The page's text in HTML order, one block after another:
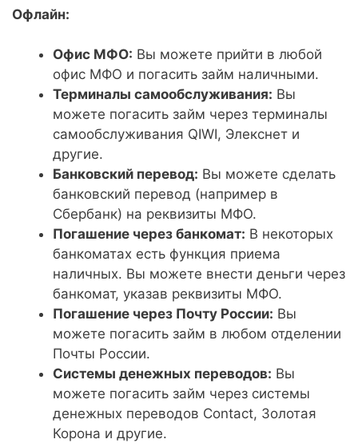
Офлайн:
Офис МФО: Вы можете прийти в любой
офис МФО и погасить займ наличными.
Терминалы самообслуживания: Вы
можете погасить займ через терминалы
самообслуживания QIWI, Элекснет и
другие.
Банковский перевод: Вы можете сделать
банковский перевод (например в
Сбербанк) на реквизиты МФО.
Погашение через банкомат: В некоторых
банкоматах есть функция приема
наличных. Вы можете внести деньги через
банкомат, указав реквизиты МФО.
Погашение через Почту России: Вы
можете погасить займ в любом отделении
Почты России.
Системы денежных переводов: Вы
можете погасить займ через системы
денежных переводов Contact, Золотая
Корона и другие.